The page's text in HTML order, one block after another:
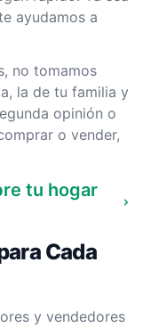
ayudamos a
no tomamos
la de tu familia y
opinión o
o vender,
tu hogar
Cada
y vendedores